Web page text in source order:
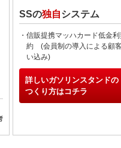
SSの独自システム
・信販提携マッハカード低金利
約 (会員制の導入による顧
い込み)
詳しいガソリンスタンドの
つくり方はコチラ